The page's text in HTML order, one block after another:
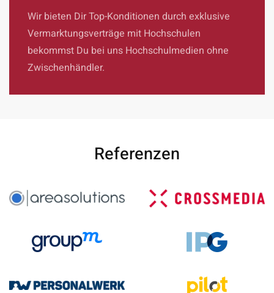
Wir bieten Dir Top-Konditionen durch exklusive
Vermarktungsverträge mit Hochschulen
bekommst Du bei uns Hochschulmedien ohne
Zwischenhändler.
Referenzen